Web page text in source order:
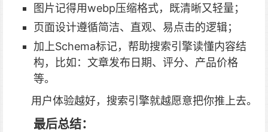
图片记得用webp压缩格式，既清晰又轻量；
页面设计遵循简洁、直观、易点击的逻辑；
加上Schema标记，帮助搜索引擎读懂内容结
构，比如：文章发布日期、评分、产品价格
等。
用户体验越好，搜索引擎就越愿意把你推上去。
最后总结：